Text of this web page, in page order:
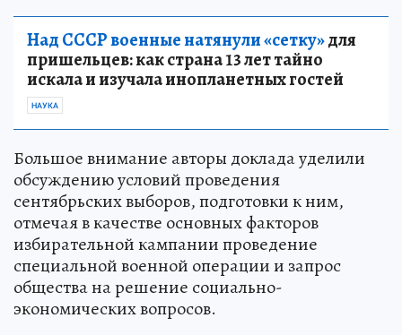
Над СССР военные натянули «сетку»для
пришельцев: как страна 13 лет тайно
искала и изучала инопланетных гостей
НАУКА
Большое внимание авторы доклада уделили
обсуждению условий проведения
сентябрьских выборов, подготовки к ним,
отмечая в качестве основных факторов
избирательной кампании проведение
специальной военной операции и запрос
общества на решение социально-
экономических вопросов.